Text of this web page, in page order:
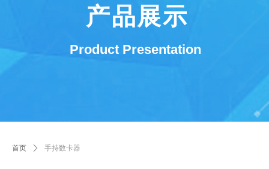
首页 ꄲ 手持数卡器
产品展示
Product Presentation